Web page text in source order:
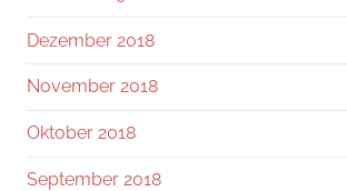
Dezember 2018
November 2018
Oktober 2018
September 2018